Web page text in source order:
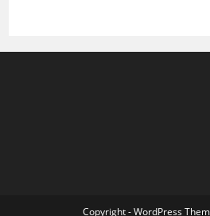
Copyright - WordPress